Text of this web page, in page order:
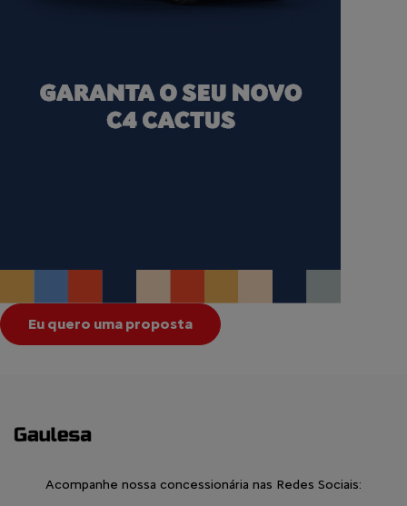
Eu quero uma proposta
Acompanhe nossa concessionária nas Redes Sociais: